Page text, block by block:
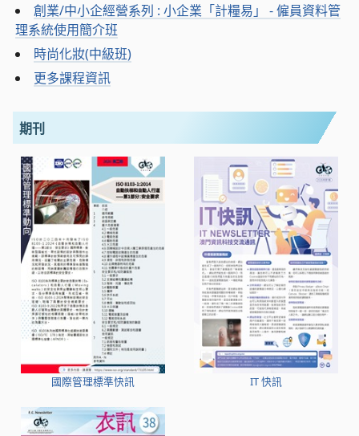
創業/中小企經營系列 : 小企業「計糧易」 - 僱員資料管
理系統使用簡介班
時尚化妝(中級班)
更多課程資訊
期刊
國際管理標準快訊 IT 快訊